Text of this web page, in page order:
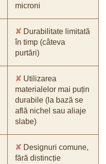
microni
✘ Durabilitate limitată
în timp (câteva
purtări)
✘ Utilizarea
materialelor mai puțin
durabile (la bază se
află nichel sau aliaje
slabe)
✘ Designuri comune,
fără distincție